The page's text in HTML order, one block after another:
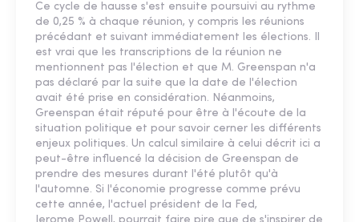
Ce cycle de hausse s'est ensuite poursuivi au rythme
de 0,25 % à chaque réunion, y compris les réunions
précédant et suivant immédiatement les élections. Il
est vrai que les transcriptions de la réunion ne
mentionnent pas l'élection et que M. Greenspan n'a
pas déclaré par la suite que la date de l'élection
avait été prise en considération. Néanmoins,
Greenspan était réputé pour être à l'écoute de la
situation politique et pour savoir cerner les différents
enjeux politiques. Un calcul similaire à celui décrit ici a
peut-être influencé la décision de Greenspan de
prendre des mesures durant l'été plutôt qu'à
l'automne. Si l'économie progresse comme prévu
cette année, l'actuel président de la Fed,